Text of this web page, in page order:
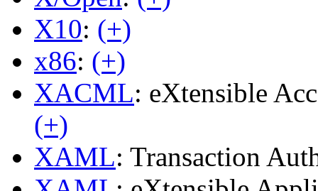
X10: (+)
x86: (+)
XACML: eXtensible
(+)
XAML: Transaction